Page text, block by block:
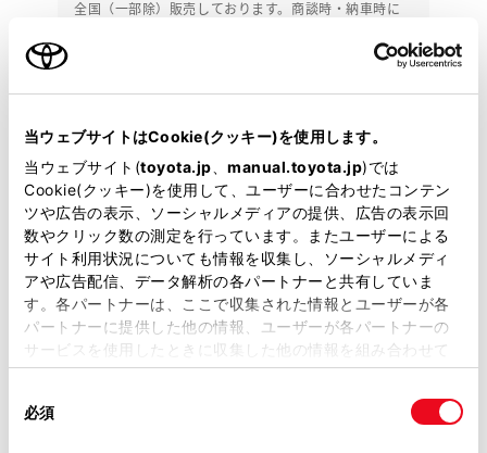
当ウェブサイトはCookie(クッキー)を使用します。
当ウェブサイト(toyota.jp manual.toyota.jp)では
Cookie(クッキー)を使用して、ユーザーに合わせたコンテン
ツや広告の表示、ソーシャルメディアの提供、広告の表示回
数やクリック数の測定を行っています。またユーザーによる
サイト利用状況についても情報を収集し、ソーシャルメディ
アや広告配信、データ解析の各パートナーと共有していま
す。各パートナーは、ここで収集された情報とユーザーが各
パートナーに提供した他の情報、ユーザーが各パートナーの
サービスを使用したときに収集した他の情報を組み合わせて
使用することがあります。当ウェブサイトの使用を続行する
必須
全国（一部除）販売しております。商談時・納車時に
支払総額 632.2 万円
車両価格
※ 価格は展示店にて8月登録の場合 ※ 消費税10％込み
月々定額プラン
頭金・ボーナス払い0円 月々122,300円
年式 2025年(R7年) 走行 3,000km
修復 なし 車検 2028年 4月
整備 定期点検整備付 保証 ロングラン保証付
ウエインズトヨタ神奈川 U-BASEプレミアム平塚